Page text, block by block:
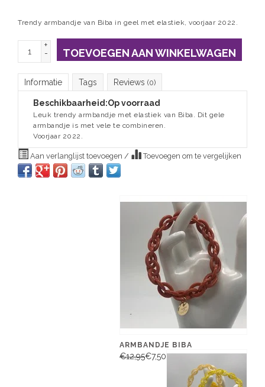
Trendy armbandje van Biba in geel met elastiek, voorjaar 2022.
+
-
TOEVOEGEN AAN WINKELWAGEN
Informatie Tags Reviews (0)
Beschikbaarheid:Op voorraad
Leuk trendy armbandje met elastiek van Biba. Dit gele
armbandje is met vele te combineren.
Voorjaar 2022.
Aan verlanglijst toevoegen / Toevoegen om te vergelijken
ARMBANDJE BIBA
€12,95€7,50